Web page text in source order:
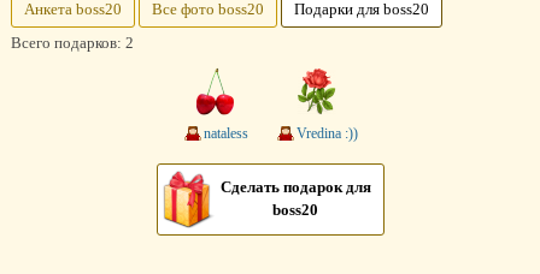
Анкета boss20 Все фото boss20
Подарки для boss20
Всего подарков: 2
nataless Vredina :))
Сделать подарок для
boss20